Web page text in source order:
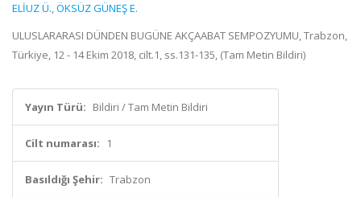
ELİUZ Ü.,ÖKSÜZ GÜNEŞ E.
ULUSLARARASI DÜNDEN BUGÜNE AKÇAABAT SEMPOZYUMU, Trabzon,
Türkiye, 12 - 14 Ekim 2018, cilt.1, ss.131-135, (Tam Metin Bildiri)
Yayın Türü: Bildiri / Tam Metin Bildiri
Cilt numarası: 1
Basıldığı Şehir: Trabzon